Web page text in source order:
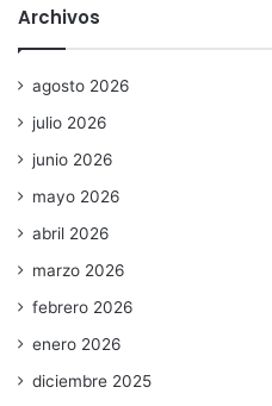
Archivos
agosto 2026
julio 2026
junio 2026
mayo 2026
abril 2026
marzo 2026
febrero 2026
enero 2026
diciembre 2025